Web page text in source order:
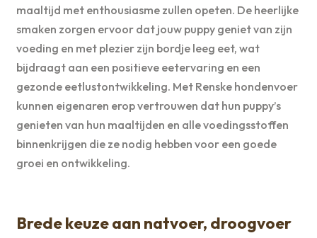
maaltijd met enthousiasme zullen opeten. De heerlijke
smaken zorgen ervoor dat jouw puppy geniet van zijn
voeding en met plezier zijn bordje leeg eet, wat
bijdraagt aan een positieve eetervaring en een
gezonde eetlustontwikkeling. Met Renske hondenvoer
kunnen eigenaren erop vertrouwen dat hun puppy’s
genieten van hun maaltijden en alle voedingsstoffen
binnenkrijgen die ze nodig hebben voor een goede
groei en ontwikkeling.
Brede keuze aan natvoer, droogvoer